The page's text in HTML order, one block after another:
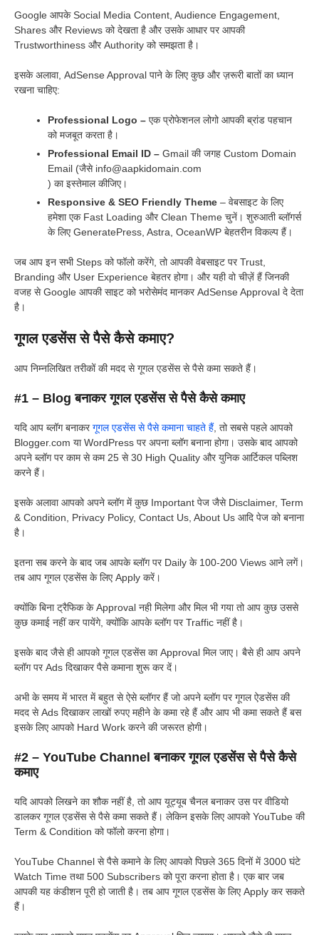
Google आपके Social Media Content, Audience Engagement,
Shares और Reviews को देखता है और उसके आधार पर आपकी
Trustworthiness और Authority को समझता है।
इसके अलावा, AdSense Approval पाने के लिए कुछ और ज़रूरी बातों का ध्यान
रखना चाहिए:
Professional Logo – एक प्रोफेशनल लोगो आपकी ब्रांड पहचान
को मजबूत करता है।
Professional Email ID – Gmail की जगह Custom Domain
Email (जैसे info@aapkidomain.com
) का इस्तेमाल कीजिए।
Responsive & SEO Friendly Theme – वेबसाइट के लिए
हमेशा एक Fast Loading और Clean Theme चुनें। शुरुआती ब्लॉगर्स
के लिए GeneratePress, Astra, OceanWP बेहतरीन विकल्प हैं।
जब आप इन सभी Steps को फॉलो करेंगे, तो आपकी वेबसाइट पर Trust,
Branding और User Experience बेहतर होगा। और यही वो चीज़ें हैं जिनकी
वजह से Google आपकी साइट को भरोसेमंद मानकर AdSense Approval दे देता
है।
गूगल एडसेंस से पैसे कैसे कमाए?
आप निम्नलिखित तरीकों की मदद से गूगल एडसेंस से पैसे कमा सकते हैं।
#1 – Blog बनाकर गूगल एडसेंस से पैसे कैसे कमाए
यदि आप ब्लॉग बनाकरगूगल एडसेंस से पैसे कमाना चाहते हैं, तो सबसे पहले आपको
Blogger.com या WordPress पर अपना ब्लॉग बनाना होगा। उसके बाद आपको
अपने ब्लॉग पर काम से कम 25 से 30 High Quality और युनिक आर्टिकल पब्लिश
करने हैं।
इसके अलावा आपको अपने ब्लॉग में कुछ Important पेज जैसे Disclaimer, Term
& Condition, Privacy Policy, Contact Us, About Us आदि पेज को बनाना
है।
इतना सब करने के बाद जब आपके ब्लॉग पर Daily के 100-200 Views आने लगें।
तब आप गूगल एडसेंस के लिए Apply करें।
क्योंकि बिना ट्रैफिक के Approval नही मिलेगा और मिल भी गया तो आप कुछ उससे
कुछ कमाई नहीं कर पायेंगे, क्योंकि आपके ब्लॉग पर Traffic नहीं है।
इसके बाद जैसे ही आपको गूगल एडसेंस का Approval मिल जाए। बैसे ही आप अपने
ब्लॉग पर Ads दिखाकर पैसे कमाना शुरू कर दें।
अभी के समय में भारत में बहुत से ऐसे ब्लॉगर हैं जो अपने ब्लॉग पर गूगल ऐडसेंस की
मदद से Ads दिखाकर लाखों रुपए महीने के कमा रहे हैं और आप भी कमा सकते हैं बस
इसके लिए आपको Hard Work करने की जरूरत होगी।
#2 – YouTube Channel बनाकर गूगल एडसेंस से पैसे कैसे
कमाए
यदि आपको लिखने का शौक नहीं है, तो आप यूट्यूब चैनल बनाकर उस पर वीडियो
डालकर गूगल एडसेंस से पैसे कमा सकते हैं। लेकिन इसके लिए आपको YouTube की
Term & Condition को फॉलो करना होगा।
YouTube Channel से पैसे कमाने के लिए आपको पिछले 365 दिनों में 3000 घंटे
Watch Time तथा 500 Subscribers को पूरा करना होता है। एक बार जब
आपकी यह कंडीशन पूरी हो जाती है। तब आप गूगल एडसेंस के लिए Apply कर सकते
हैं।